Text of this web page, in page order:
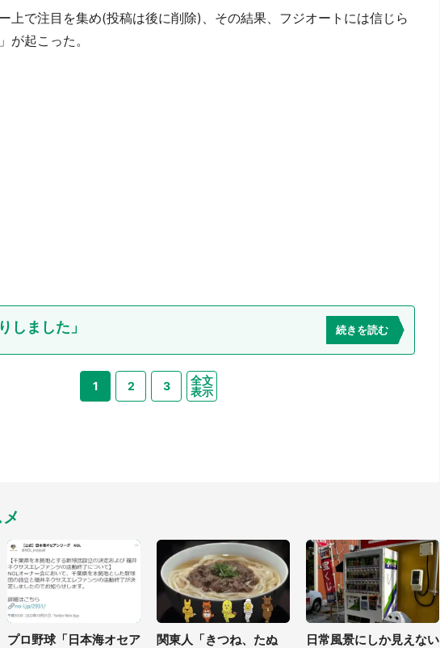
上で注目を集め(投稿は後に削除)、その結果、フジオートには信じら
が起こった。
しました」 続きを読む
1 2 3
全文
表示
プロ野球「日本海オセア
関東人「きつね、たぬ
日常風景にしか見えない